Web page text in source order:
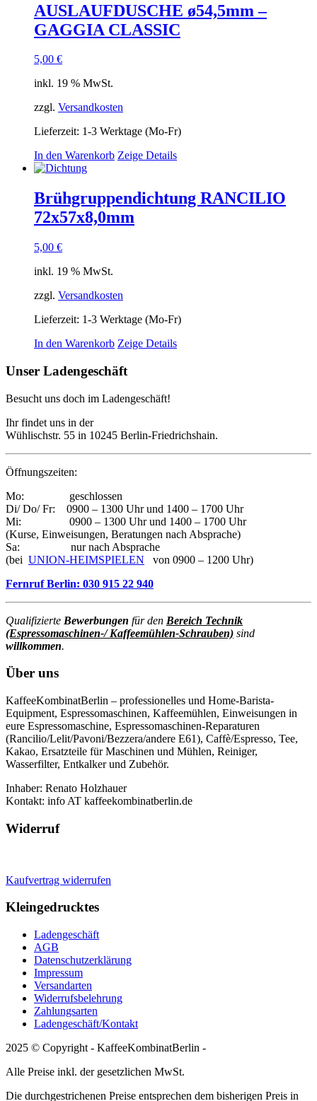
AUSLAUFDUSCHE ø54,5mm –
GAGGIA CLASSIC
5,00 €
inkl. 19 % MwSt.
zzgl. Versandkosten
Lieferzeit: 1-3 Werktage (Mo-Fr)
In den Warenkorb Zeige Details
Brühgruppendichtung RANCILIO
72x57x8,0mm
5,00 €
inkl. 19 % MwSt.
zzgl. Versandkosten
Lieferzeit: 1-3 Werktage (Mo-Fr)
In den Warenkorb Zeige Details
Unser Ladengeschäft
Besucht uns doch im Ladengeschäft!
Ihr findet uns in der
Wühlischstr. 55 in 10245 Berlin-Friedrichshain.
Öffnungszeiten:
Mo: geschlossen
Di/ Do/ Fr: 0900 – 1300 Uhr und 1400 – 1700 Uhr
Mi: 0900 – 1300 Uhr und 1400 – 1700 Uhr
(Kurse, Einweisungen, Beratungen nach Absprache)
Sa: nur nach Absprache
(bei UNION-HEIMSPIELEN von 0900 – 1200 Uhr)
Fernruf Berlin: 030 915 22 940
Qualifizierte Bewerbungen für den Bereich Technik
(Espressomaschinen-/ Kaffeemühlen-Schrauben) sind
willkommen.
Über uns
KaffeeKombinatBerlin – professionelles und Home-Barista-
Equipment, Espressomaschinen, Kaffeemühlen, Einweisungen in
eure Espressomaschine, Espressomaschinen-Reparaturen
(Rancilio/Lelit/Pavoni/Bezzera/andere E61), Caffè/Espresso, Tee,
Kakao, Ersatzteile für Maschinen und Mühlen, Reiniger,
Wasserfilter, Entkalker und Zubehör.
Inhaber: Renato Holzhauer
Kontakt: info AT kaffeekombinatberlin.de
Widerruf
Kaufvertrag widerrufen
Kleingedrucktes
Ladengeschäft
AGB
Datenschutzerklärung
Impressum
Versandarten
Widerrufsbelehrung
Zahlungsarten
Ladengeschäft/Kontakt
2025 © Copyright - KaffeeKombinatBerlin -
Alle Preise inkl. der gesetzlichen MwSt.
Die durchgestrichenen Preise entsprechen dem bisherigen Preis in